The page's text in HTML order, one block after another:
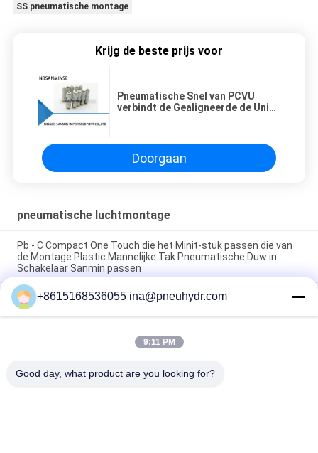
SS pneumatische montage
Krijg de beste prijs voor
Pneumatische Snel van PCVU
verbindt de Gealigneerde de Unie
Montagelucht Schakelaar Sanmin
Doorgaan
pneumatische luchtmontage
Pb - C Compact One Touch die het Minit-stuk passen die van
de Montage Plastic Mannelijke Tak Pneumatische Duw in
Schakelaar Sanmin passen
NBSANMINSE van de de Montagegeluiddemper van de C
Pneumatische Lucht van de het Gaspedaalklep Pneumatische
het Messingsknalpot
Messing van de de Luchtmontage van de Rcdraad KF het
+8615168536055 ina@pneuhydr.com
9:11 PM
Good day, what product are you looking for?